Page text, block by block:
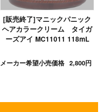
[販売終了]マニックパニック
ヘアカラークリーム タイガ
ーズアイ MC11011 118mL
メーカー希望小売価格 2,800円